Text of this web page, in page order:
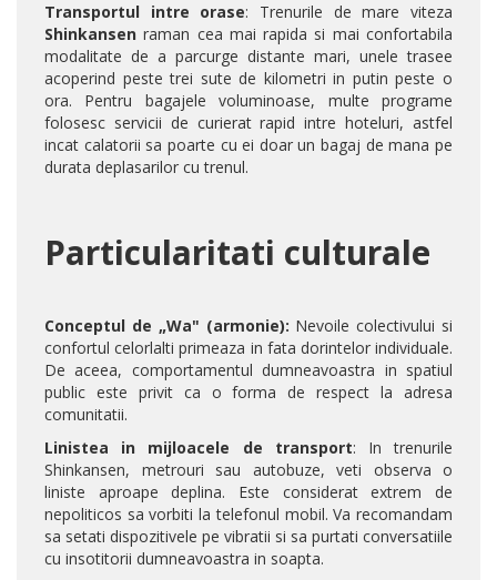
Transportul intre orase: Trenurile de mare viteza
Shinkansen raman cea mai rapida si mai confortabila
modalitate de a parcurge distante mari, unele trasee
acoperind peste trei sute de kilometri in putin peste o
ora. Pentru bagajele voluminoase, multe programe
folosesc servicii de curierat rapid intre hoteluri, astfel
incat calatorii sa poarte cu ei doar un bagaj de mana pe
durata deplasarilor cu trenul.
Particularitati culturale
Conceptul de „Wa" (armonie): Nevoile colectivului si
confortul celorlalti primeaza in fata dorintelor individuale.
De aceea, comportamentul dumneavoastra in spatiul
public este privit ca o forma de respect la adresa
comunitatii.
Linistea in mijloacele de transport: In trenurile
Shinkansen, metrouri sau autobuze, veti observa o
liniste aproape deplina. Este considerat extrem de
nepoliticos sa vorbiti la telefonul mobil. Va recomandam
sa setati dispozitivele pe vibratii si sa purtati conversatiile
cu insotitorii dumneavoastra in soapta.